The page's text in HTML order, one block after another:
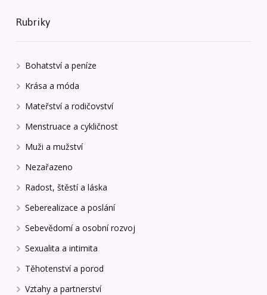
Rubriky
Bohatství a peníze
Krása a móda
Mateřství a rodičovství
Menstruace a cykličnost
Muži a mužství
Nezařazeno
Radost, štěstí a láska
Seberealizace a poslání
Sebevědomí a osobní rozvoj
Sexualita a intimita
Těhotenství a porod
Vztahy a partnerství